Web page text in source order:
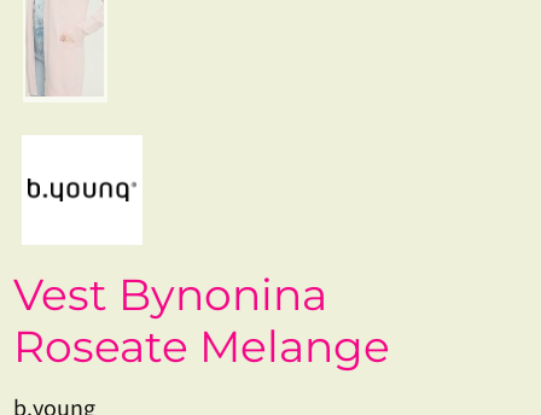
Vest Bynonina
Roseate Melange